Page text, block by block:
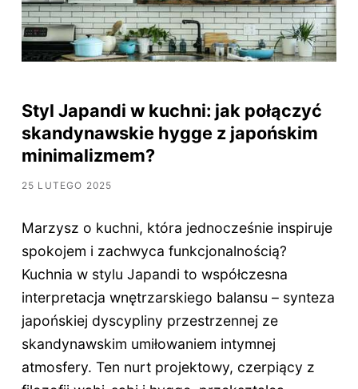
Styl Japandi w kuchni: jak połączyć
skandynawskie hygge z japońskim
minimalizmem?
25 LUTEGO 2025
Marzysz o kuchni, która jednocześnie inspiruje
spokojem i zachwyca funkcjonalnością?
Kuchnia w stylu Japandi to współczesna
interpretacja wnętrzarskiego balansu – synteza
japońskiej dyscypliny przestrzennej ze
skandynawskim umiłowaniem intymnej
atmosfery. Ten nurt projektowy, czerpiący z